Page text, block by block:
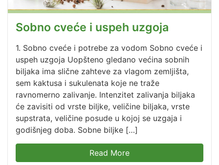
Sobno cveće i uspeh uzgoja
1. Sobno cveće i potrebe za vodom Sobno cveće i
uspeh uzgoja Uopšteno gledano većina sobnih
biljaka ima slične zahteve za vlagom zemljišta,
sem kaktusa i sukulenata koje ne traže
ravnomerno zalivanje. Intenzitet zalivanja biljaka
će zavisiti od vrste biljke, veličine biljaka, vrste
supstrata, veličine posude u kojoj se uzgaja i
godišnjeg doba. Sobne biljke […]
Read More